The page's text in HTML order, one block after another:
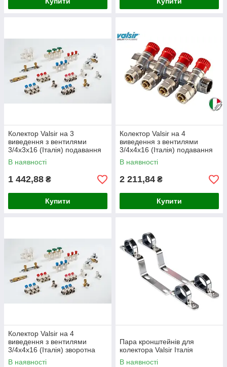
Колектор Valsir на 3
виведення з вентилями
3/4х3х16 (Італія) подавання
В наявності
1 442,88 ₴
Купити
Колектор Valsir на 4
виведення з вентилями
3/4х4х16 (Італія) подавання
В наявності
2 211,84 ₴
Купити
Колектор Valsir на 4
виведення з вентилями
3/4х4х16 (Італія) зворотна
сторона
В наявності
Пара кронштейнів для
колектора Valsir Італія
В наявності